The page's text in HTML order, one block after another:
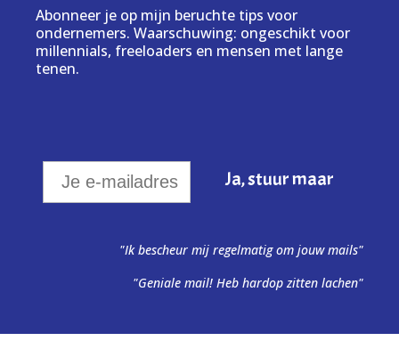
Abonneer je op mijn beruchte tips voor
ondernemers. Waarschuwing: ongeschikt voor
millennials, freeloaders en mensen met lange
tenen.
"Ik bescheur mij regelmatig om jouw mails"
"Geniale mail! Heb hardop zitten lachen"